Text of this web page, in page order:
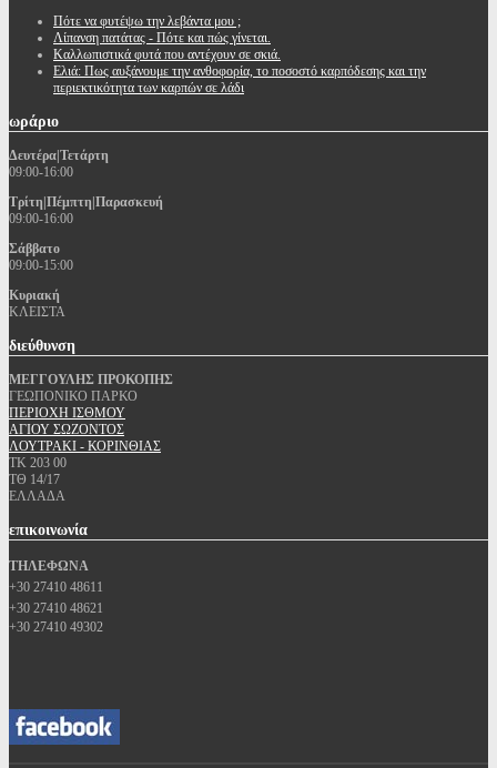
Πότε να φυτέψω την λεβάντα μου ;
Λίπανση πατάτας - Πότε και πώς γίνεται.
Καλλωπιστικά φυτά που αντέχουν σε σκιά.
Ελιά: Πως αυξάνουμε την ανθοφορία, το ποσοστό καρπόδεσης και την
περιεκτικότητα των καρπών σε λάδι
ωράριο
Δευτέρα|Τετάρτη
09:00-16:00
Τρίτη|Πέμπτη|Παρασκευή
09:00-16:00
Σάββατο
09:00-15:00
Κυριακή
ΚΛΕΙΣΤΑ
διεύθυνση
ΜΕΓΓΟΥΛΗΣ ΠΡΟΚΟΠΗΣ
ΓΕΩΠΟΝΙΚΟ ΠΑΡΚΟ
ΠΕΡΙΟΧΗ ΙΣΘΜΟΥ
ΑΓΙΟΥ ΣΩΖΟΝΤΟΣ
ΛΟΥΤΡΑΚΙ - ΚΟΡΙΝΘΙΑΣ
ΤΚ 203 00
ΤΘ 14/17
ΕΛΛΑΔΑ
επικοινωνία
ΤΗΛΕΦΩΝΑ
+30 27410 48611
+30 27410 48621
+30 27410 49302